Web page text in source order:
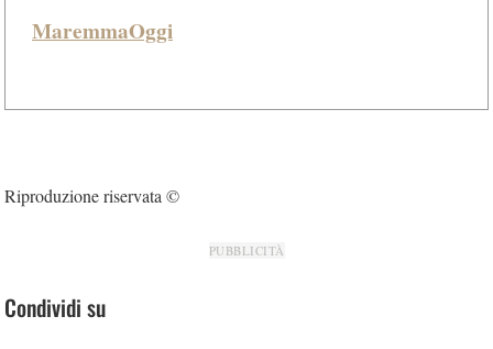
MaremmaOggi
Riproduzione riservata ©
PUBBLICITÀ
Condividi su